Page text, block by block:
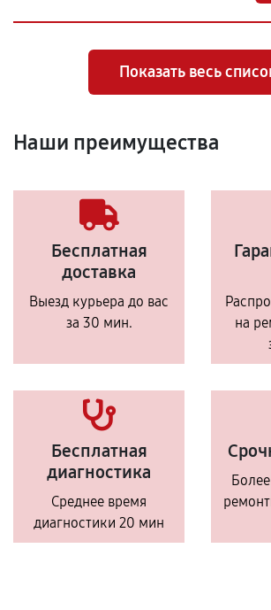
Показать весь
Наши преимущества
Бесплатная
доставка
Выезд курьера до вас
за 30 мин.
на
Бесплатная
диагностика
Среднее время
диагностики 20 мин